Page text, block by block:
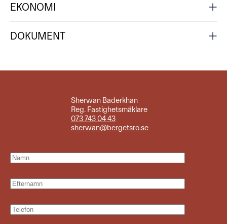
EKONOMI
DOKUMENT
Sherwan Baderkhan
Reg. Fastighetsmäklare
073 743 04 43
sherwan@bergetsro.se